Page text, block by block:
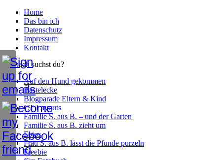
Home
Das bin ich
Datenschutz
Impressum
Kontakt
Wonach suchst du?
Auf den Hund gekommen
Bastelecke
Blogparade Eltern & Kind
CT Layouts
Familie S. aus B. – und der Garten
Familie S. aus B. zieht um
Fotos
Frau S. aus B. lässt die Pfunde purzeln
Freebie